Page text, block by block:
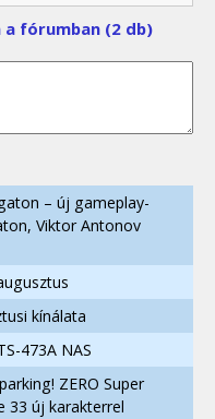
a fórumban (2 db)
– új gameplay-
Viktor Antonov
kínálata
473A NAS
ZERO Super
33 új karakterrel